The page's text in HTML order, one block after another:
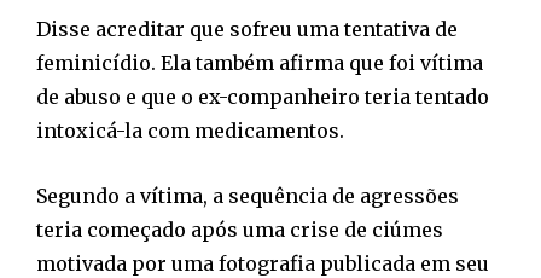
Disse acreditar que sofreu uma tentativa de
feminicídio. Ela também afirma que foi vítima
de abuso e que o ex-companheiro teria tentado
intoxicá-la com medicamentos.
Segundo a vítima, a sequência de agressões
teria começado após uma crise de ciúmes
motivada por uma fotografia publicada em seu